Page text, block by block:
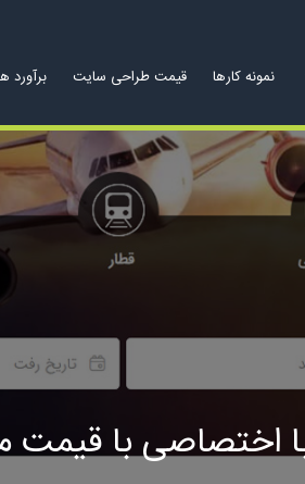
نمونه کارها قیمت طراحی سایت
اختصاصی با قیمت